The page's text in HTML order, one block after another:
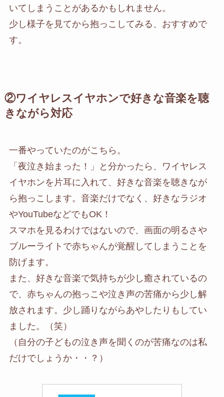
いてしまうことがあるかもしれません。
少し様子を見てから抱っこしてみる、おすすめで
す。
②ワイヤレスイヤホンで好きな音楽を聴
きながら対応
一番やっていたのがこちら。
「夜泣き始まった！」と分かったら、ワイヤレス
イヤホンを片耳に入れて、好きな音楽を聴きなが
ら抱っこします。音楽だけでなく、好きなラジオ
やYouTubeなどでもOK！
スマホを見るわけではないので、画面の明るさや
ブルーライトで赤ちゃんが覚醒してしまうことを
防げます。
また、好きな音楽で気持ちが少し癒されているの
で、赤ちゃんの抱っこや泣き声の苦痛から少し解
放されます。少し踊りながらあやしたりもしてい
ました。（笑）
（自分の子どもの泣き声を聞くのが苦痛なのは私
だけでしょうか・・？）